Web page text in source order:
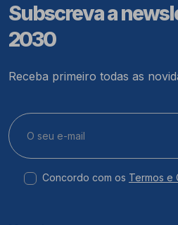
Subscreva a
2030
Receba primeiro todas as
Concordo com os Termos e